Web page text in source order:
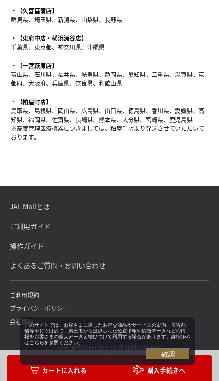
購入手続きへ
【久喜菖蒲店】
群馬県、埼玉県、新潟県、山梨県、長野県
【東府中店・横浜瀬谷店】
千葉県、東京都、神奈川県、沖縄県
【一宮萩原店】
富山県、石川県、福井県、岐阜県、静岡県、愛知県、三重県、滋賀県、京
都府、大阪府、兵庫県、奈良県、和歌山県
【粕屋町店】
鳥取県、島根県、岡山県、広島県、山口県、徳島県、香川県、愛媛県、高
知県、福岡県、佐賀県、長崎県、熊本県、大分県、宮崎県、鹿児島県
※高度管理医療機器につきましては、粕屋町店より発送させていただいて
おります。
JAL Mallとは
ご利用ガイド
操作ガイド
よくあるご質問・お問い合わせ
ご利用規約
プライバシーポリシー
会社概要
Copyright©Japan Airlines. All rights reserved.
このサイトでは、お客さまに適したお得な商品やサービスの案内、広告配
信等を行う目的で、第三者から提供された位置情報や広告データなどの情
報をお客さまの個人データと結びつけて利用する場合があります。詳細Q&A
は こちらを参照ください。
確認